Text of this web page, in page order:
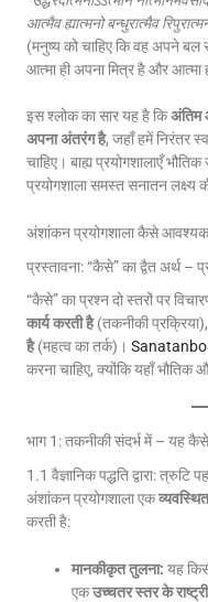
आत्मैव ह्यात्मनो बन्धुरात्मैव
(मनुष्य को चाहिए कि वह अपने
आत्मा ही अपना मित्र है और
इस श्लोक का सार यह है किअंतिम
अपना अंतरंग है, जहाँ हमें निरंतर
चाहिए। बाह्य प्रयोगशालाएँ
प्रयोगशाला समस्त सनातन लक्ष्य
अंशांकन प्रयोगशाला कैसे
प्रस्तावना: “कैसे” का द्वैत अर्थ –
“कैसे” का प्रश्न दो स्तरों पर
कार्य करती है(तकनीकी
है(महत्व का तर्क)।
करना चाहिए, क्योंकि यहाँ
भाग 1: तकनीकी संदर्भ में – यह
1.1 वैज्ञानिक पद्धति द्वारा:
अंशांकन प्रयोगशाला एकव्यवस्थित
करती है:
मानकीकृत तुलना: यह
एकउच्चतर स्तर के